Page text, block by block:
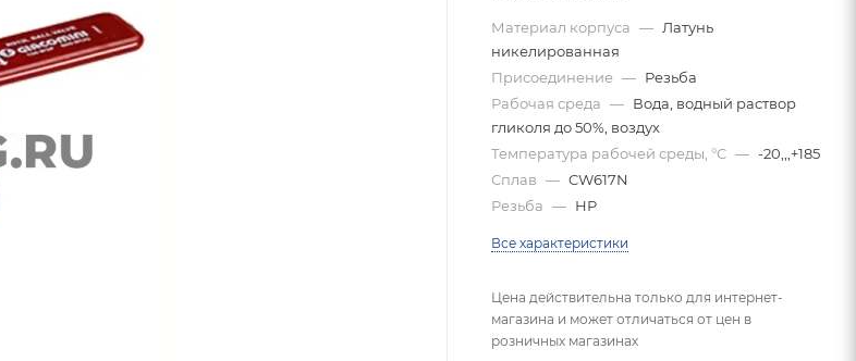
Материал корпуса — Латунь
никелированная
Присоединение — Резьба
Рабочая среда — Вода, водный раствор
гликоля до 50%, воздух
Температура рабочей среды, °C — -20,,,+185
Сплав — CW617N
Резьба — НР
Все характеристики
Цена действительна только для интернет-
магазина и может отличаться от цен в
розничных магазинах